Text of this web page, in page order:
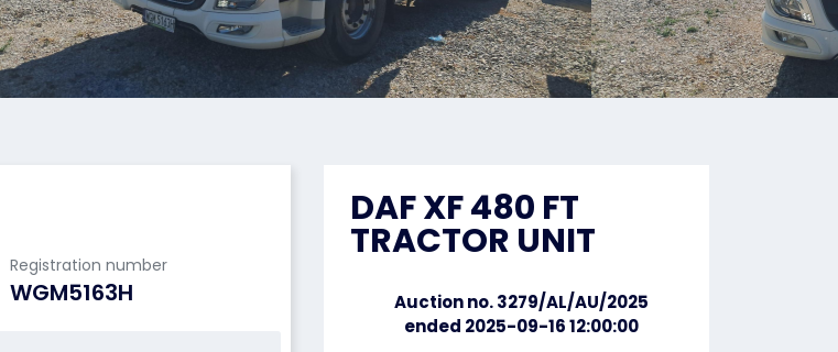
Registration number
WGM5163H
DAF XF 480 FT
TRACTOR UNIT
Auction no. 3279/AL/AU/2025
ended 2025-09-16 12:00:00